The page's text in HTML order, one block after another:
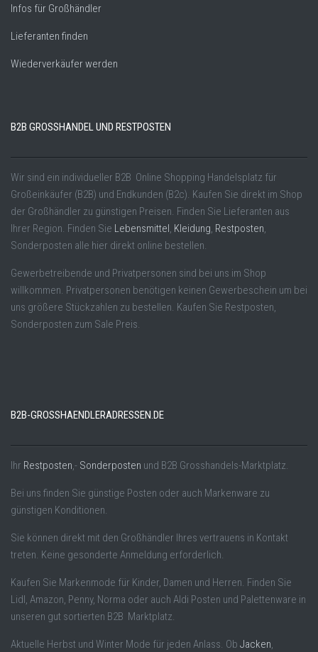
Infos für Großhändler
Lieferanten finden
Wiederverkäufer werden
B2B GROSSHANDEL UND RESTPOSTEN
Wir sind ein individueller B2B Online Shopping Handelsplatz für
Großeinkäufer (B2B) und Endkunden (B2c). Kaufen Sie direkt im Shop
der Großhändler zu günstigen Preisen. Finden Sie Lieferanten aus
Ihrer Region. Finden Sie Lebensmittel , Kleidung, Restposten,
Sonderposten alle hier direkt online bestellen.
Gewerbetreibende und Privatpersonen sind bei uns im Shop
willkommen. Privatpersonen benötigen keinen Gewerbeschein um bei
uns größere Stückzahlen zu bestellen. Kaufen Sie Restposten,
Sonderposten zum Sale Preis.
B2B-GROSSHAENDLERADRESSEN.DE
Ihr Restposten,- Sonderposten und B2B Grosshandels-Marktplatz.
Bei uns finden Sie günstige Posten oder auch Markenware zu
günstigen Konditionen.
Sie können direkt mit den Großhändler Ihres vertrauens in Kontakt
treten. Keine gesonderte Anmeldung erforderlich.
Kaufen Sie Markenmode für Kinder, Damen und Herren. Finden Sie
Lidl, Amazon, Penny, Norma oder auch Aldi Posten und Palettenware in
unseren gut sortierten B2B Marktplatz.
Aktuelle Herbst und Winter Mode für jeden Anlass. Ob Jacken,